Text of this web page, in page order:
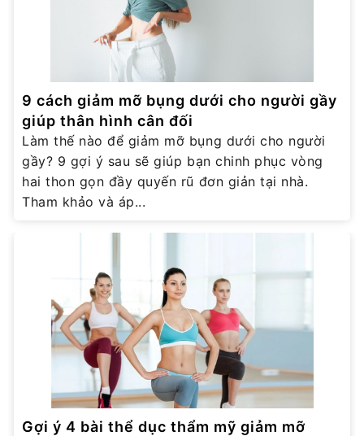
9 cách giảm mỡ bụng dưới cho người gầy
giúp thân hình cân đối
Làm thế nào để giảm mỡ bụng dưới cho người
gầy? 9 gợi ý sau sẽ giúp bạn chinh phục vòng
hai thon gọn đầy quyến rũ đơn giản tại nhà.
Tham khảo và áp...
Gợi ý 4 bài thể dục thẩm mỹ giảm mỡ